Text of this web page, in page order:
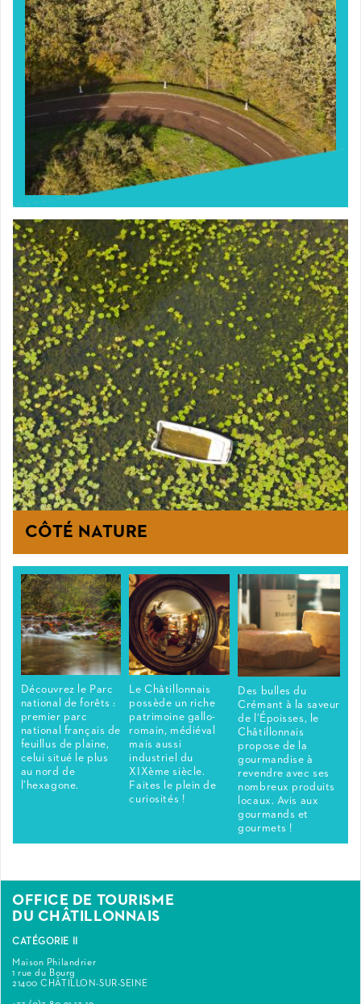
CÔTÉ NATURE
Découvrez le Parc
national de forêts :
premier parc
national français de
feuillus de plaine,
celui situé le plus
au nord de
l’hexagone.
Le Châtillonnais
possède un riche
patrimoine gallo-
romain, médiéval
mais aussi
industriel du
XIXème siècle.
Faites le plein de
curiosités !
Des bulles du
Crémant à la saveur
de l’Époisses, le
Châtillonnais
propose de la
gourmandise à
revendre avec ses
nombreux produits
locaux. Avis aux
gourmands et
gourmets !
OFFICE DE TOURISME
DU CHÂTILLONNAIS
CATÉGORIE II
Maison Philandrier
1 rue du Bourg
21400 CHÂTILLON-SUR-SEINE